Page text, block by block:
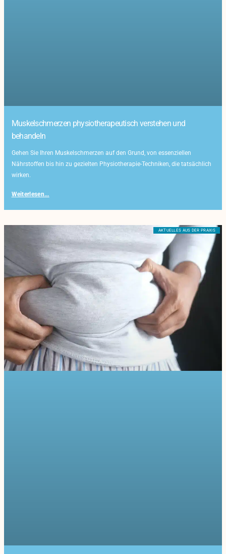
Muskelschmerzen physiotherapeutisch verstehen und
behandeln
Gehen Sie Ihren Muskelschmerzen auf den Grund, von essenziellen
Nährstoffen bis hin zu gezielten Physiotherapie-Techniken, die tatsächlich
wirken.
Weiterlesen...
AKTUELLES AUS DER PRAXIS